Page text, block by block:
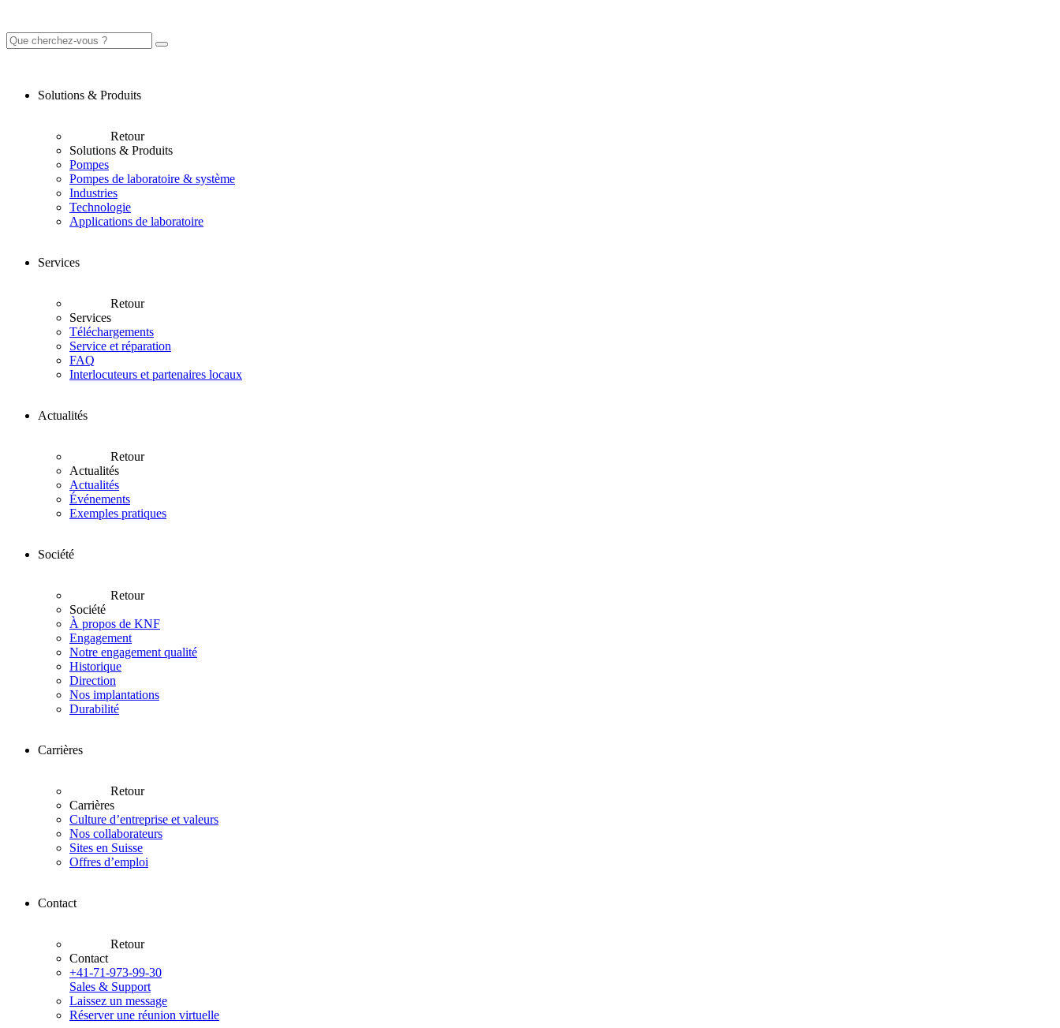
Solutions & Produits
Retour
Solutions & Produits
Pompes
Pompes de laboratoire & système
Industries
Technologie
Applications de laboratoire
Services
Retour
Services
Téléchargements
Service et réparation
FAQ
Interlocuteurs et partenaires locaux
Actualités
Retour
Actualités
Actualités
Événements
Exemples pratiques
Société
Retour
Société
À propos de KNF
Engagement
Notre engagement qualité
Historique
Direction
Nos implantations
Durabilité
Carrières
Retour
Carrières
Culture d’entreprise et valeurs
Nos collaborateurs
Sites en Suisse
Offres d’emploi
Contact
Retour
Contact
+41-71-973-99-30
Sales & Support
Laissez un message
Réserver une réunion virtuelle